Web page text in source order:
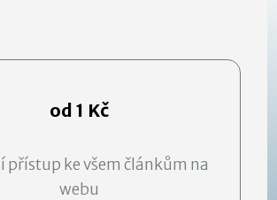
od 1 Kč
přístup ke všem článkům na
webu